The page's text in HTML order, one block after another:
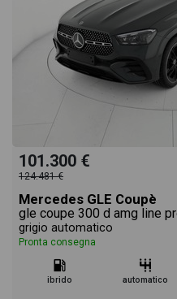
101.300 €
124.481 €
Mercedes GLE Coupè
gle coupe 300 d amg line
grigio automatico
Pronta consegna
ibrido automatico